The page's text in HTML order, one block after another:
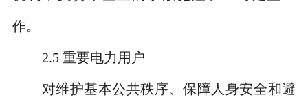
作。
2.5 重要电力用户
对维护基本公共秩序、保障人身安全和避